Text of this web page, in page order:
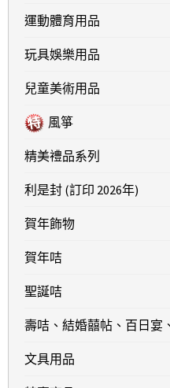
運動體育用品
玩具娛樂用品
兒童美術用品
風箏
精美禮品系列
利是封 (訂印 2026年)
賀年飾物
賀年咭
聖誕咭
壽咭、結婚囍帖、百日宴
文具用品